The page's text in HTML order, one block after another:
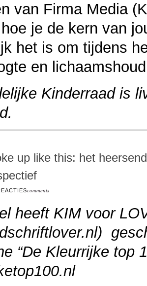
van Firma Media
je de kern van
het is om tijdens
en
Kinderraad is
.
up like this: het
comments
heeft KIM voor
)
“De Kleurrijke top
).